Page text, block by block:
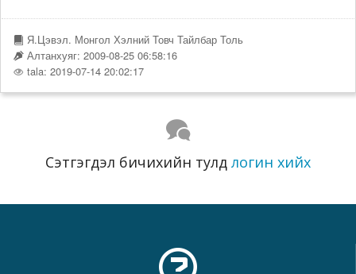
Я.Цэвэл. Монгол Хэлний Товч Тайлбар Толь
Алтанхуяг: 2009-08-25 06:58:16
tala: 2019-07-14 20:02:17
Сэтгэгдэл бичихийн тулд логин хийх